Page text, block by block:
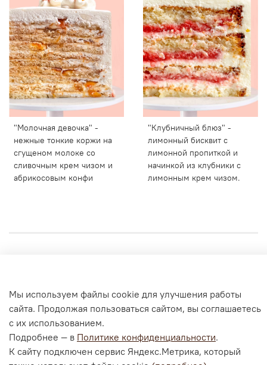
"Молочная девочка" -
нежные тонкие коржи на
сгущеном молоке со
сливочным крем чизом и
абрикосовым конфи
"Клубничный блюз" -
лимонный бисквит с
лимонной пропиткой и
начинкой из клубники с
лимонным крем чизом.
Согласие на обработку персональных данных
Политика конфиденциальности и оферта
Согласие на ОПД с помощью «Яндекс.Метрика»
Мы используем файлы cookie для улучшения работы
сайта. Продолжая пользоваться сайтом, вы соглашаетесь
с их использованием.
Подробнее — в Политике конфиденциальности.
К сайту подключен сервис Яндекс.Метрика, который